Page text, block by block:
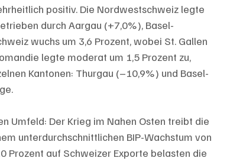
positiv. Die Nordwestschweiz legte
durch Aargau (+7,0%), Basel-
wuchs um 3,6 Prozent, wobei St. Gallen
legte moderat um 1,5 Prozent zu,
Kantonen: Thurgau (–10,9%) und Basel-
Umfeld: Der Krieg im Nahen Osten treibt die
unterdurchschnittlichen BIP-Wachstum von
Prozent auf Schweizer Exporte belasten die